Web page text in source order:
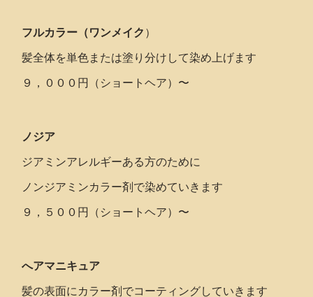
フルカラー（ワンメイク）
髪全体を単色または塗り分けして染め上げます
９，０００円（ショートヘア）〜
ノジア
ジアミンアレルギーある方のために
ノンジアミンカラー剤で染めていきます
９，５００円（ショートヘア）〜
へアマニキュア
髪の表面にカラー剤でコーティングしていきます